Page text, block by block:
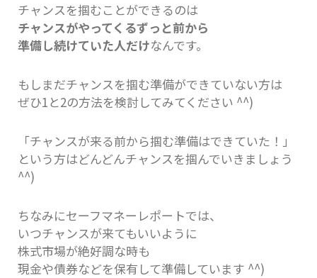
チャンスを掴むことができるのは
チャンスがやってくるずっと前から
準備し続けていた人だけなんです。
もしまだチャンスを掴む準備ができていない方は
ぜひ1と2の方法を検討してみてください ^^)
「チャンスが来る前から掴む準備はできていた！」
という方はどんどんチャンスを掴んでいきましょう
^^)
ちなみにセーフマネーレポートでは、
いつチャンスが来てもいいように
株式市場が絶好調な時も
現金や債券などを保有して準備しています ^^)